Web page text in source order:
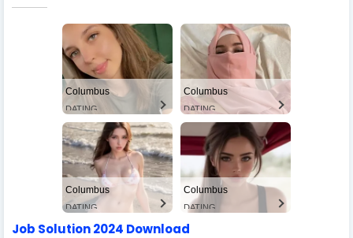
Columbus
DATING
Columbus
DATING
Columbus
DATING
Columbus
DATING
Job Solution 2024 Download